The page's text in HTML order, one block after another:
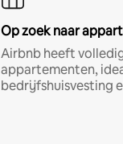
Op zoek naar
Airbnb heeft
appartementen,
bedrijfshuisvesting